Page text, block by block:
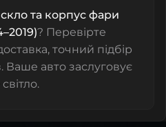
скло та корпус фари
? Перевірте
точний підбір
Ваше авто заслуговує